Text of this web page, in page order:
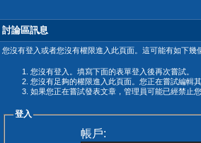
討論區訊息
您沒有登入或者您沒有權限進入此頁面。這可能有如下幾
您沒有登入。填寫下面的表單登入後再次嘗試。
您沒有足夠的權限進入此頁面。您正在嘗試編輯
如果您正在嘗試發表文章，管理員可能已經禁止
登入
帳戶: